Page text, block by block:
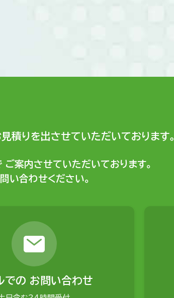
積りを出させていただいております。
ご案内させていただいております。
い合わせください。
での お問い合わせ